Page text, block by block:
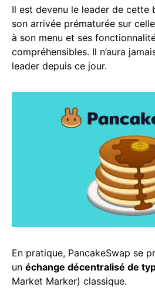
Il est devenu le leader de cette
son arrivée prématurée sur
à son menu et ses
compréhensibles. Il n’aura
leader depuis ce jour.
En pratique, PancakeSwap se
un échange décentralisé de
Market Marker) classique.